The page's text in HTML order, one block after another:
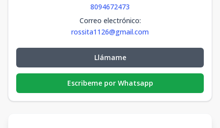
8094672473
Correo electrónico:
rossita1126@gmail.com
Llámame
Escribeme por Whatsapp